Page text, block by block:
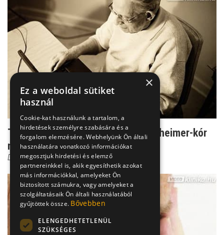
Tartsuk észben: ez segíthet az Alzheimer-kór
megelőzésében
Dr. Ertsey Csaba
×
Ez a weboldal sütiket
használ
Cookie-kat használunk a tartalom, a
hirdetések személyre szabására és a
forgalom elemzésére. Webhelyünk Ön általi
használatára vonatkozó információkat
megosztjuk hirdetési és elemző
partnereinkkel is, akik egyesíthetik azokat
más információkkal, amelyeket Ön
biztosított számukra, vagy amelyeket a
szolgáltatásaik Ön általi használatából
gyűjtöttek össze. Bővebben
ELENGEDHETETLENÜL
SZÜKSÉGES